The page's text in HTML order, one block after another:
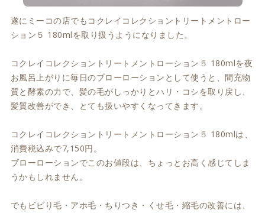
遂にミーコの店でもコクレイコレクショントリートメントロー
ション５ 180mlを取り扱うようになりました。
コクレイコレクショントリートメントローション５ 180mlを夜
お風呂上がりに毎日のブローローションとして使うと、間充物
質と酵素の力で、髪の毛がしっかりとハリ・コシを取り戻し、
髪質改善ができ、とても扱いやすくなってきます。
コクレイコレクショントリートメントローション５ 180mlは、
消費税込みで7,150円。
ブローローションでこのお値段は、ちょっとお高く感じてしま
うかもしれません。
でもビビり毛・アホ毛・ちりつき・くせ毛・縮毛の改善には、